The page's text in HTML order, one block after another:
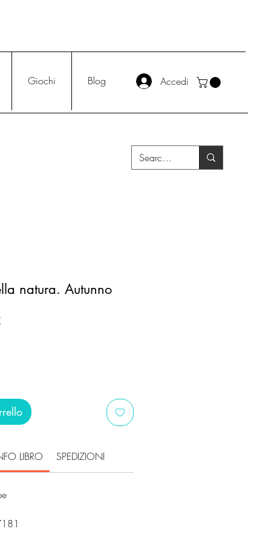
Giochi Blog Accedi
natura. Autunno
Prezzo
LIBRO SPEDIZIONI